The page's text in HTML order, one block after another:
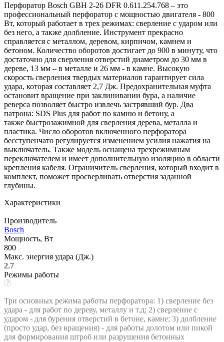
Перфоратор Bosch GBH 2-26 DFR 0.611.254.768 – это
профессиональный перфоратор с мощностью двигателя - 800
Вт, который работает в трех режимах: сверление с ударом или
без него, а также долбление. Инструмент прекрасно
справляется с металлом, деревом, кирпичом, камнем и
бетоном. Количество оборотов достигает до 900 в минуту, что
достаточно для сверления отверстий диаметром до 30 мм в
дереве, 13 мм – в металле и 26 мм - в камне. Высокую
скорость сверления твердых материалов гарантирует сила
удара, которая составляет 2,7 Дж. Предохранительная муфта
остановит вращение при заклинивании бура, а наличие
реверса позволяет быстро извлечь застрявший бур. Два
патрона: SDS Plus для работ по камню и бетону, а
также быстрозажимной для сверления дерева, металла и
пластика. Число оборотов включенного перфоратора
бесступенчато регулируется изменением усилия нажатия на
выключатель. Также модель оснащена трехрежимным
переключателем и имеет дополнительную изоляцию в области
крепления кабеля. Ограничитель сверления, который входит в
комплект, поможет просверливать отверстия заданной
глубины.
Характеристики
Производитель
Bosch
Мощность, Вт
800
Макс. энергия удара (Дж.)
2.7
Режимы работы
Три основных режима работы перфоратора: 1) сверление без
удара - для работ по дереву, металлу и т.д; 2) сверление с
ударом - для бурения отверстий в бетоне, камне; 3) долбление
(просто удар, без вращения) - для работы долотом или пикой
для формирования штроб или разрушения бетонных